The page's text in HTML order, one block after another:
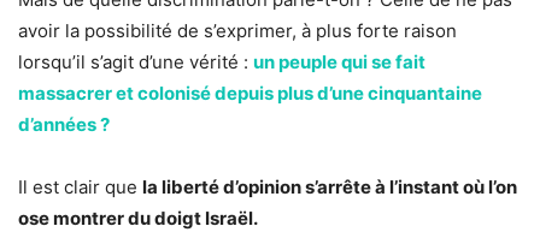
avoir la possibilité de s’exprimer, à plus forte raison
lorsqu’il s’agit d’une vérité : un peuple qui se fait
massacrer et colonisé depuis plus d’une cinquantaine
d’années ?
Il est clair que la liberté d’opinion s’arrête à l’instant où l’on
ose montrer du doigt Israël.